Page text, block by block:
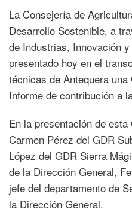
La Consejería de
Desarrollo Sostenible, a
de Industrias, Innovación
presentado hoy en el
técnicas de Antequera
Informe de contribución a
En la presentación de
Carmen Pérez del GDR
López del GDR Sierra
de la Dirección General,
jefe del departamento de
la Dirección General.